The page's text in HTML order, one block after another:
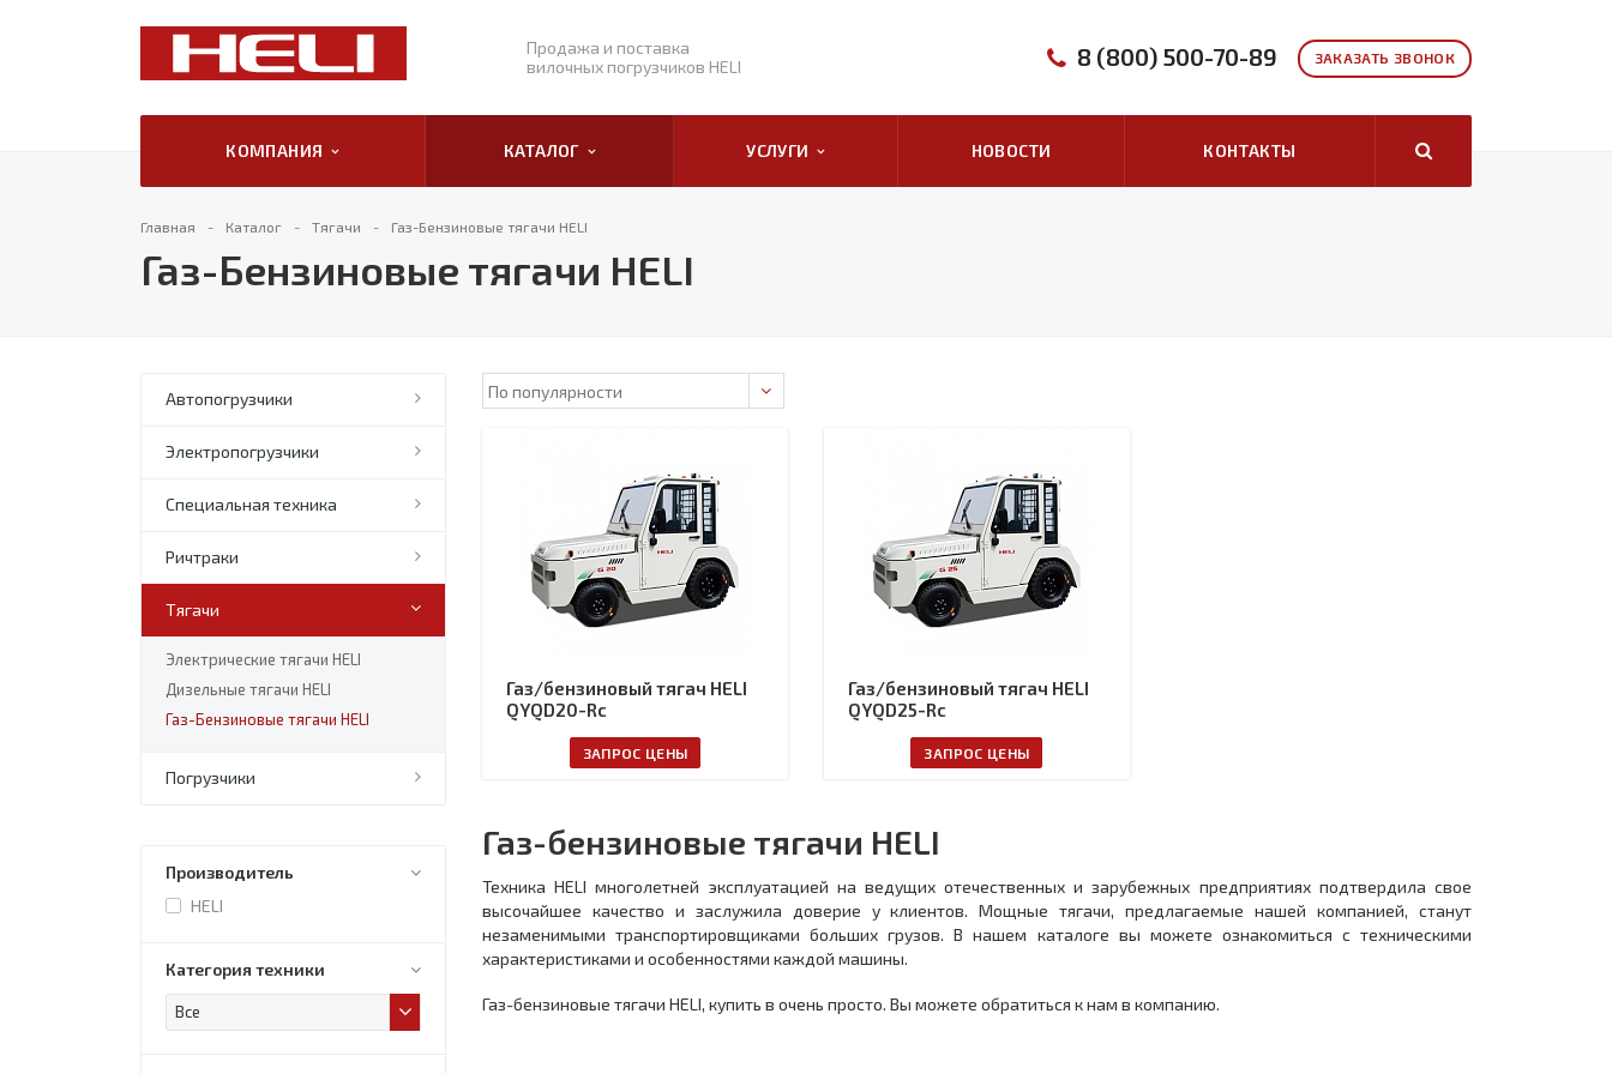
Продажа и поставка
вилочных погрузчиков HELI
ЗАКАЗАТЬ ЗВОНОК
8 (800) 500-70-89
КОМПАНИЯ КАТАЛОГ УСЛУГИ НОВОСТИ КОНТАКТЫ
Главная Каталог Тягачи Газ-Бензиновые тягачи HELI
Газ-Бензиновые тягачи HELI
Автопогрузчики
Электропогрузчики
Специальная техника
Ричтраки
Тягачи
Электрические тягачи HELI
Дизельные тягачи HELI
Газ-Бензиновые тягачи HELI
Погрузчики
Производитель
HELI
Категория техники
Все
Газ/бензиновый тягач HELI
QYQD20-Rc
ЗАПРОС ЦЕНЫ
Газ/бензиновый тягач HELI
QYQD25-Rc
ЗАПРОС ЦЕНЫ
Газ-бензиновые тягачи HELI
Техника HELI многолетней эксплуатацией на ведущих отечественных и зарубежных предприятиях подтвердила свое
высочайшее качество и заслужила доверие у клиентов. Мощные тягачи, предлагаемые нашей компанией, станут
незаменимыми транспортировщиками больших грузов. В нашем каталоге вы можете ознакомиться с техническими
характеристиками и особенностями каждой машины.
Газ-бензиновые тягачи HELI, купить в очень просто. Вы можете обратиться к нам в компанию.